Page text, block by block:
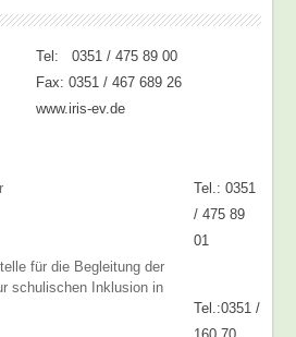
Tel: 0351 / 475 89 00
Fax: 0351 / 467 689 26
www.iris-ev.de
Tel.: 0351
/ 475 89
01
für die Begleitung der
schulischen Inklusion in
Tel.:0351 /